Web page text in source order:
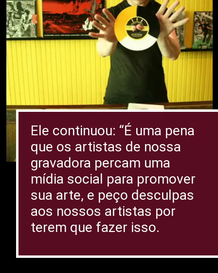
Ele continuou: “É uma pena
que os artistas de nossa
gravadora percam uma
mídia social para promover
sua arte, e peço desculpas
aos nossos artistas por
terem que fazer isso.